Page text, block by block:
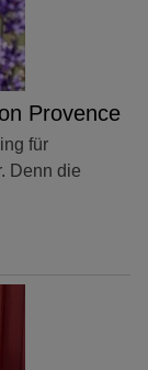
Provence
für
Denn die